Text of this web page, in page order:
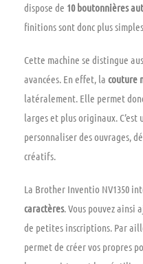
dispose de 10 boutonnières
finitions sont donc plus
Cette machine se distingue
avancées. En effet, la couture
latéralement. Elle permet
larges et plus originaux.
personnaliser des ouvrages,
créatifs.
La Brother Inventio NV1350
caractères. Vous pouvez ainsi
de petites inscriptions. Par
permet de créer vos propres